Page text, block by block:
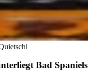
Bad Spaniels